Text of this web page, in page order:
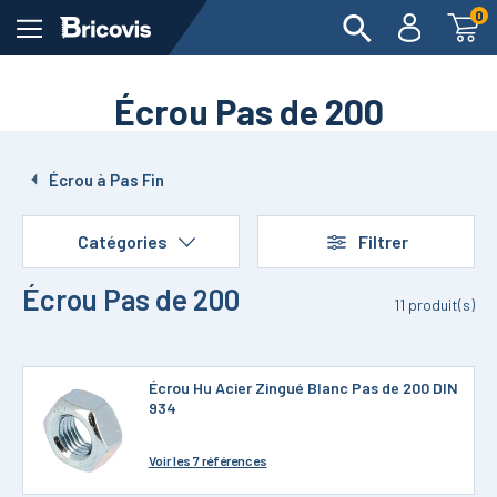
0
Écrou Pas de 200
Écrou à Pas Fin
Catégories Filtrer
Écrou Pas de 200 11 produit(s)
Écrou Hu Acier Zingué Blanc Pas de 200 DIN
934
Voirles 7 références